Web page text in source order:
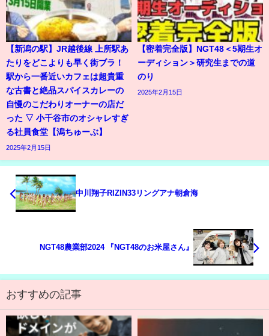
【新潟の駅】JR越後線 上所駅あ
たりをどこよりも早く街ブラ！
駅から一番近いカフェは超貴重
な古書と絶品スパイスカレーの
自慢のこだわりオーナーの店だ
った ▽ 小千谷市のオシャレすぎ
る社員食堂【潟ちゅーぶ】
2025年2月15日
【密着完全版】NGT48＜5期生オ
ーディション＞研究生までの道
のり
2025年2月15日
中川翔子RIZIN33リングアナ朝倉海
NGT48農業部2024 『NGT48のお米屋さん』
おすすめの記事